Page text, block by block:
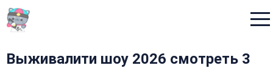
Выживалити шоу 2026 смотреть 3